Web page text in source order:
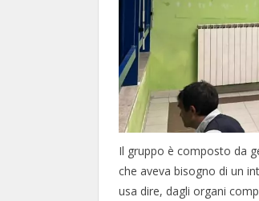
Il gruppo è composto da
che aveva bisogno di un
usa dire, dagli organi